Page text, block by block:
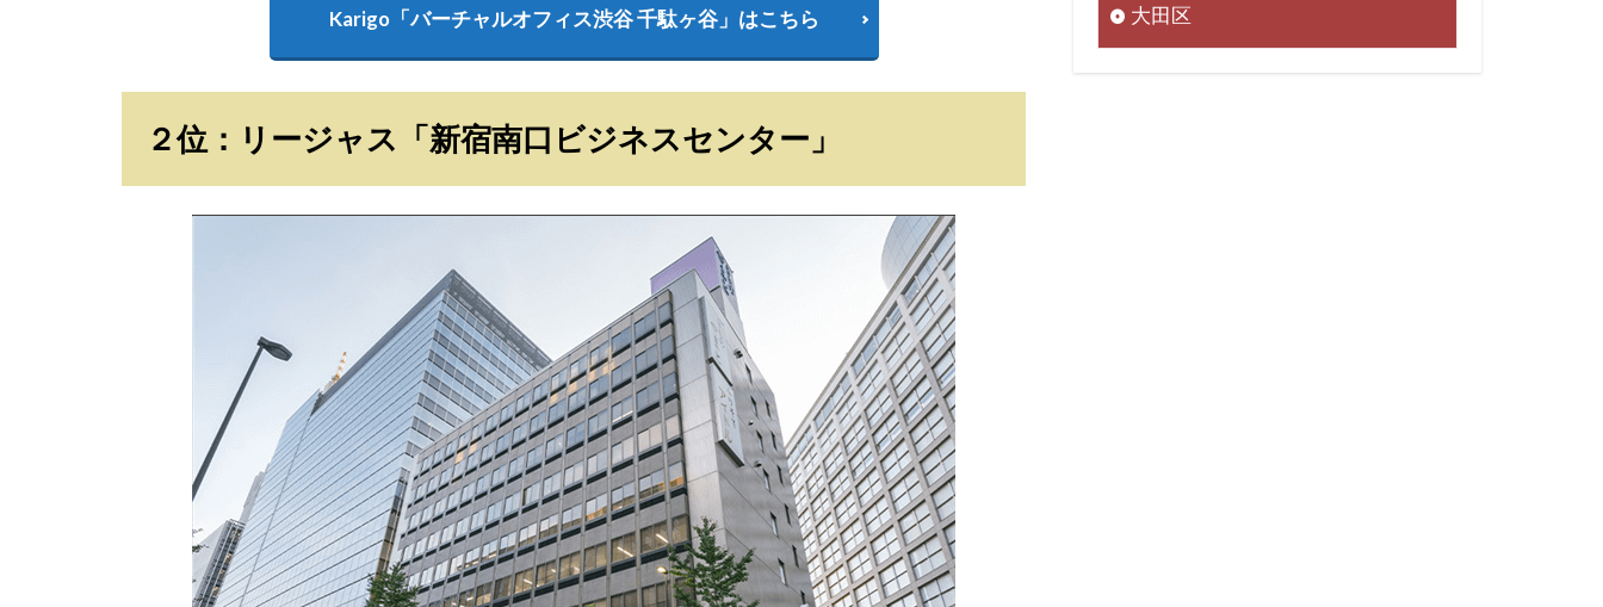
Karigo「バーチャルオフィス渋谷 千駄ヶ谷」はこちら
２位：リージャス「新宿南口ビジネスセンター」
大田区